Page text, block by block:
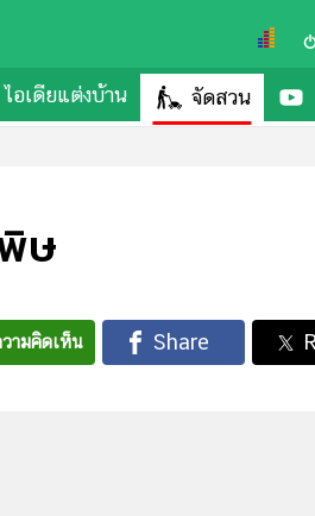
ไอเดียแต่งบ้าน จัดสวน
ษ
ามคิดเห็น